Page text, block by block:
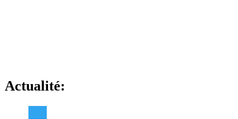
Actualité: